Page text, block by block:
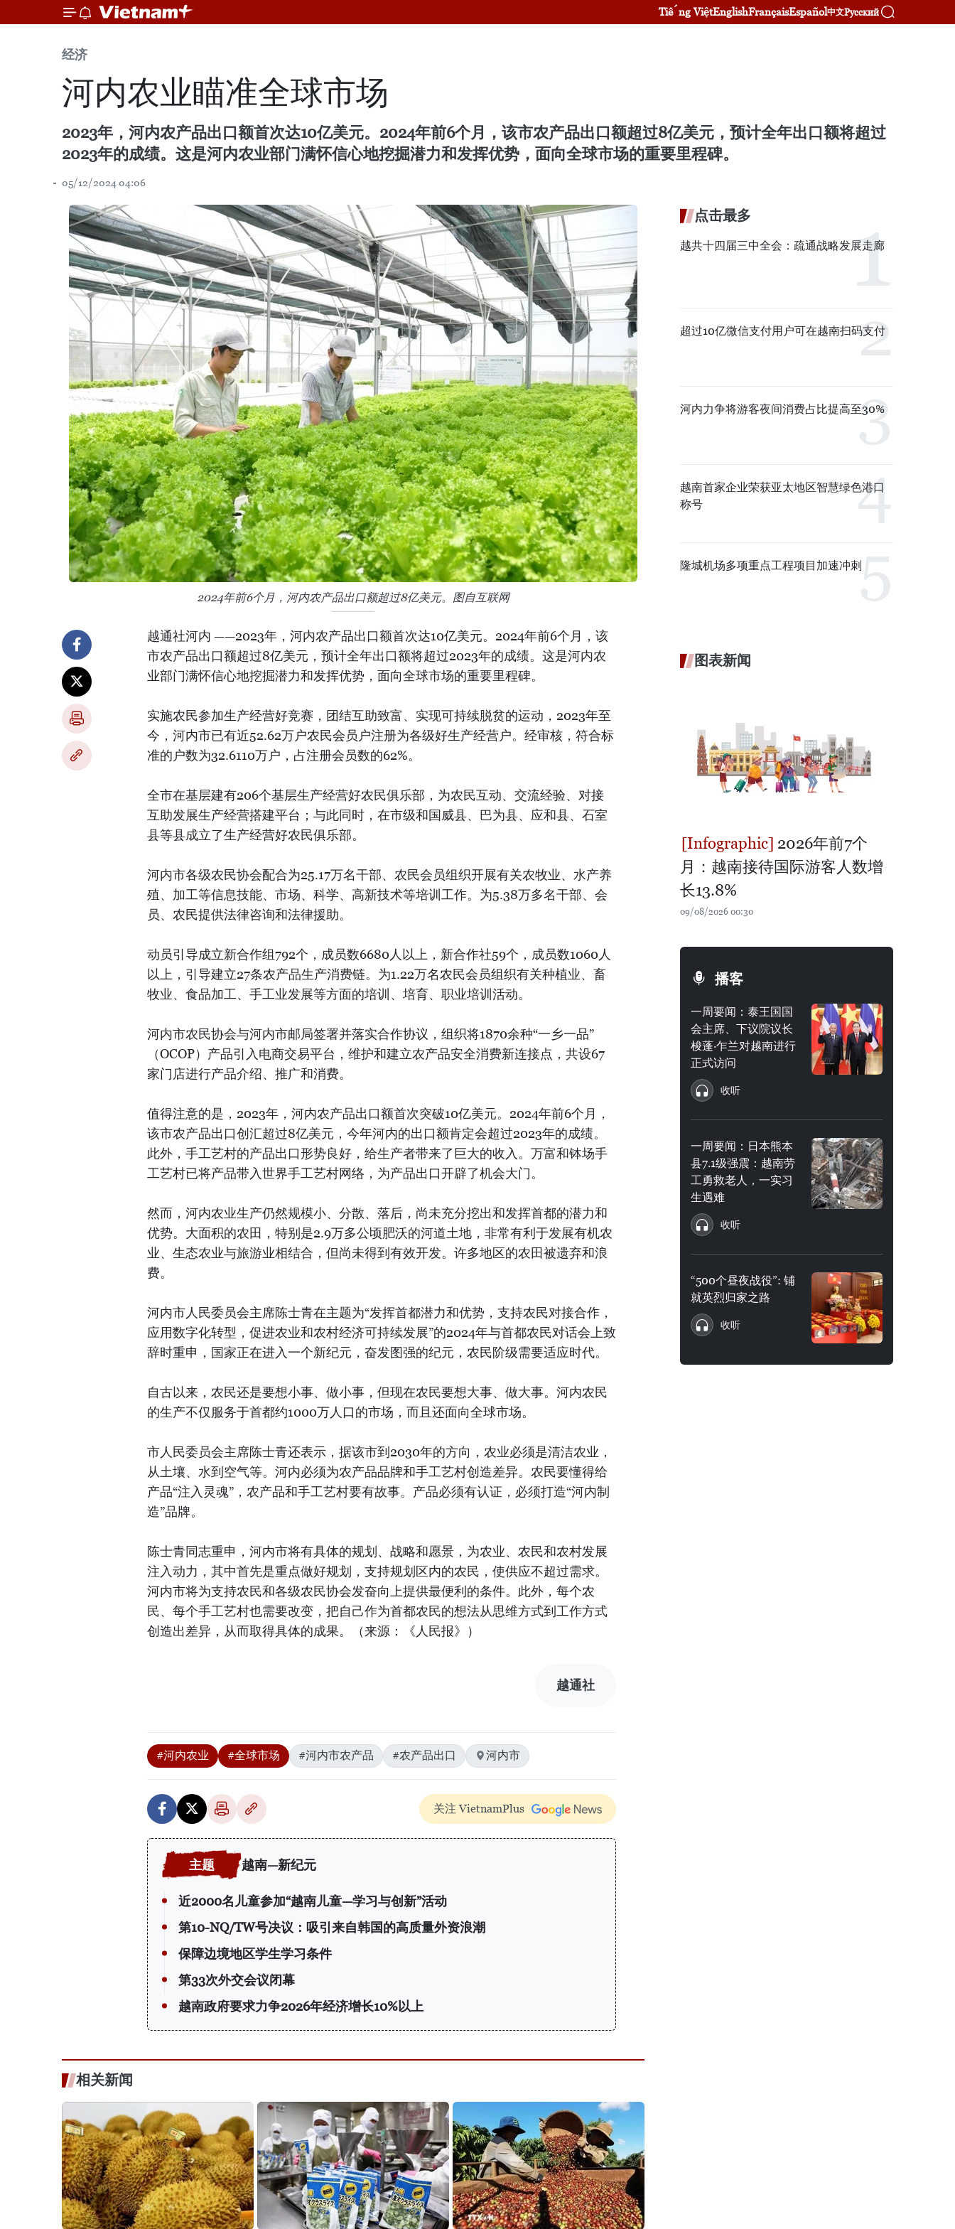
Tiếng ViệtEnglishFrançaisEspañol中文Русский
经济
河内农业瞄准全球市场
2023年，河内农产品出口额首次达10亿美元。2024年前6个月，该市农产品出口额超过8亿美元，预计全年出口额将超过
2023年的成绩。这是河内农业部门满怀信心地挖掘潜力和发挥优势，面向全球市场的重要里程碑。
05/12/2024 04:06
2024年前6个月，河内农产品出口额超过8亿美元。图自互联网
越通社河内 ——2023年，河内农产品出口额首次达10亿美元。2024年前6个月，该
市农产品出口额超过8亿美元，预计全年出口额将超过2023年的成绩。这是河内农
业部门满怀信心地挖掘潜力和发挥优势，面向全球市场的重要里程碑。
实施农民参加生产经营好竞赛，团结互助致富、实现可持续脱贫的运动，2023年至
今，河内市已有近52.62万户农民会员户注册为各级好生产经营户。经审核，符合标
准的户数为32.6110万户，占注册会员数的62%。
全市在基层建有206个基层生产经营好农民俱乐部，为农民互动、交流经验、对接
互助发展生产经营搭建平台；与此同时，在市级和国威县、巴为县、应和县、石室
县等县成立了生产经营好农民俱乐部。
河内市各级农民协会配合为25.17万名干部、农民会员组织开展有关农牧业、水产养
殖、加工等信息技能、市场、科学、高新技术等培训工作。为5.38万多名干部、会
员、农民提供法律咨询和法律援助。
动员引导成立新合作组792个，成员数6680人以上，新合作社59个，成员数1060人
以上，引导建立27条农产品生产消费链。为1.22万名农民会员组织有关种植业、畜
牧业、食品加工、手工业发展等方面的培训、培育、职业培训活动。
河内市农民协会与河内市邮局签署并落实合作协议，组织将1870余种“一乡一品”
（OCOP）产品引入电商交易平台，维护和建立农产品安全消费新连接点，共设67
家门店进行产品介绍、推广和消费。
值得注意的是，2023年，河内农产品出口额首次突破10亿美元。2024年前6个月，
该市农产品出口创汇超过8亿美元，今年河内的出口额肯定会超过2023年的成绩。
此外，手工艺村的产品出口形势良好，给生产者带来了巨大的收入。万富和钵场手
工艺村已将产品带入世界手工艺村网络，为产品出口开辟了机会大门。
然而，河内农业生产仍然规模小、分散、落后，尚未充分挖出和发挥首都的潜力和
优势。大面积的农田，特别是2.9万多公顷肥沃的河道土地，非常有利于发展有机农
业、生态农业与旅游业相结合，但尚未得到有效开发。许多地区的农田被遗弃和浪
费。
河内市人民委员会主席陈士青在主题为“发挥首都潜力和优势，支持农民对接合作，
应用数字化转型，促进农业和农村经济可持续发展”的2024年与首都农民对话会上致
辞时重申，国家正在进入一个新纪元，奋发图强的纪元，农民阶级需要适应时代。
自古以来，农民还是要想小事、做小事，但现在农民要想大事、做大事。河内农民
的生产不仅服务于首都约1000万人口的市场，而且还面向全球市场。
市人民委员会主席陈士青还表示，据该市到2030年的方向，农业必须是清洁农业，
从土壤、水到空气等。河内必须为农产品品牌和手工艺村创造差异。农民要懂得给
产品“注入灵魂”，农产品和手工艺村要有故事。产品必须有认证，必须打造“河内制
造”品牌。
陈士青同志重申，河内市将有具体的规划、战略和愿景，为农业、农民和农村发展
注入动力，其中首先是重点做好规划，支持规划区内的农民，使供应不超过需求。
河内市将为支持农民和各级农民协会发奋向上提供最便利的条件。此外，每个农
民、每个手工艺村也需要改变，把自己作为首都农民的想法从思维方式到工作方式
创造出差异，从而取得具体的成果。（来源：《人民报》）
越通社
#河内农业 #全球市场 #河内市农产品 #农产品出口 河内市
关注 VietnamPlus
越南—新纪元
近2000名儿童参加“越南儿童—学习与创新”活动
第10-NQ/TW号决议：吸引来自韩国的高质量外资浪潮
保障边境地区学生学习条件
第33次外交会议闭幕
越南政府要求力争2026年经济增长10%以上
相关新闻
点击最多
越共十四届三中全会：疏通战略发展走廊
超过10亿微信支付用户可在越南扫码支付
河内力争将游客夜间消费占比提高至30%
越南首家企业荣获亚太地区智慧绿色港口
称号
隆城机场多项重点工程项目加速冲刺
图表新闻
2026年前7个
月：越南接待国际游客人数增
长13.8%
09/08/2026 00:30
播客
一周要闻：泰王国国
会主席、下议院议长
梭蓬·乍兰对越南进行
正式访问
收听
一周要闻：日本熊本
县7.1级强震：越南劳
工勇救老人，一实习
生遇难
收听
“500个昼夜战役”: 铺
就英烈归家之路
收听